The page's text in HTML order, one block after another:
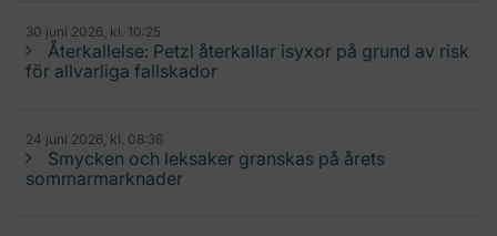
30 juni 2026, kl. 10:25
Återkallelse: Petzl återkallar isyxor på grund av risk
för allvarliga fallskador
24 juni 2026, kl. 08:36
Smycken och leksaker granskas på årets
sommarmarknader